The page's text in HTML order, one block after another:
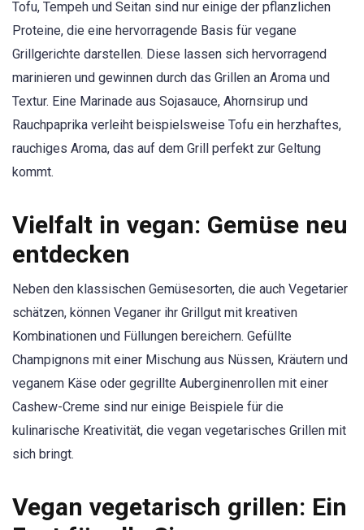
Tofu, Tempeh und Seitan sind nur einige der pflanzlichen
Proteine, die eine hervorragende Basis für vegane
Grillgerichte darstellen. Diese lassen sich hervorragend
marinieren und gewinnen durch das Grillen an Aroma und
Textur. Eine Marinade aus Sojasauce, Ahornsirup und
Rauchpaprika verleiht beispielsweise Tofu ein herzhaftes,
rauchiges Aroma, das auf dem Grill perfekt zur Geltung
kommt.
Vielfalt in vegan: Gemüse neu
entdecken
Neben den klassischen Gemüsesorten, die auch Vegetarier
schätzen, können Veganer ihr Grillgut mit kreativen
Kombinationen und Füllungen bereichern. Gefüllte
Champignons mit einer Mischung aus Nüssen, Kräutern und
veganem Käse oder gegrillte Auberginenrollen mit einer
Cashew-Creme sind nur einige Beispiele für die
kulinarische Kreativität, die vegan vegetarisches Grillen mit
sich bringt.
Vegan vegetarisch grillen: Ein